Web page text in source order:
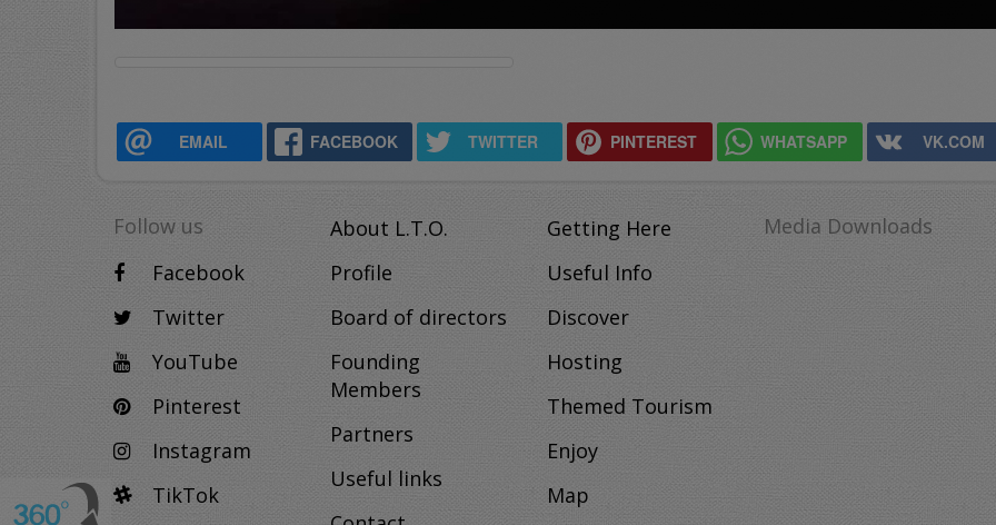
EMAIL FACEBOOK TWITTER PINTEREST WHATSAPP VK.COM
Follow us
Facebook
Twitter
YouTube
Pinterest
Instagram
TikTok
About L.T.O.
Profile
Board of directors
Founding
Members
Partners
Useful links
Getting Here
Useful Info
Discover
Hosting
Themed Tourism
Enjoy
Map
Media Downloads